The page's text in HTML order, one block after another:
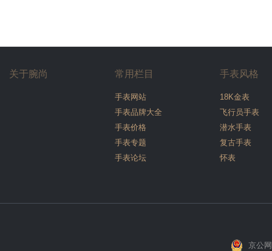
关于腕尚 常用栏目
手表网站
手表品牌大全
手表价格
手表专题
手表论坛
手表风格
18K金表
飞行员手表
潜水手表
复古手表
怀表
京公